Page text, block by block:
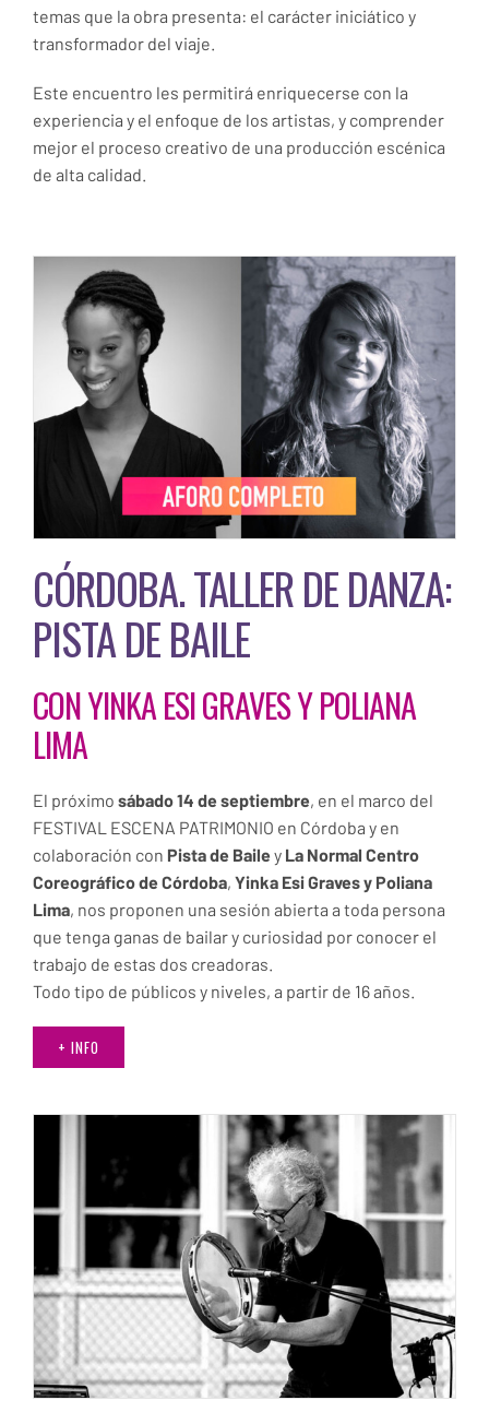
temas que la obra presenta: el carácter iniciático y
transformador del viaje.
Este encuentro les permitirá enriquecerse con la
experiencia y el enfoque de los artistas, y comprender
mejor el proceso creativo de una producción escénica
de alta calidad.
CÓRDOBA. TALLER DE DANZA:
PISTA DE BAILE
CON YINKA ESI GRAVES Y POLIANA
LIMA
El próximo sábado 14 de septiembre, en el marco del
FESTIVAL ESCENA PATRIMONIO en Córdoba y en
colaboración con Pista de Bailey La Normal Centro
Coreográfico de Córdoba, Yinka Esi Graves y Poliana
Lima, nos proponen una sesión abierta a toda persona
que tenga ganas de bailar y curiosidad por conocer el
trabajo de estas dos creadoras.
Todo tipo de públicos y niveles, a partir de 16 años.
+ INFO